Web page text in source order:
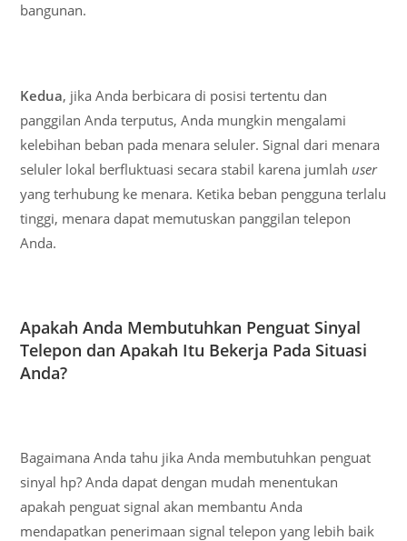
bangunan.
Kedua, jika Anda berbicara di posisi tertentu dan
panggilan Anda terputus, Anda mungkin mengalami
kelebihan beban pada menara seluler. Signal dari menara
seluler lokal berfluktuasi secara stabil karena jumlah user
yang terhubung ke menara. Ketika beban pengguna terlalu
tinggi, menara dapat memutuskan panggilan telepon
Anda.
Apakah Anda Membutuhkan Penguat Sinyal
Telepon dan Apakah Itu Bekerja Pada Situasi
Anda?
Bagaimana Anda tahu jika Anda membutuhkan penguat
sinyal hp? Anda dapat dengan mudah menentukan
apakah penguat signal akan membantu Anda
mendapatkan penerimaan signal telepon yang lebih baik